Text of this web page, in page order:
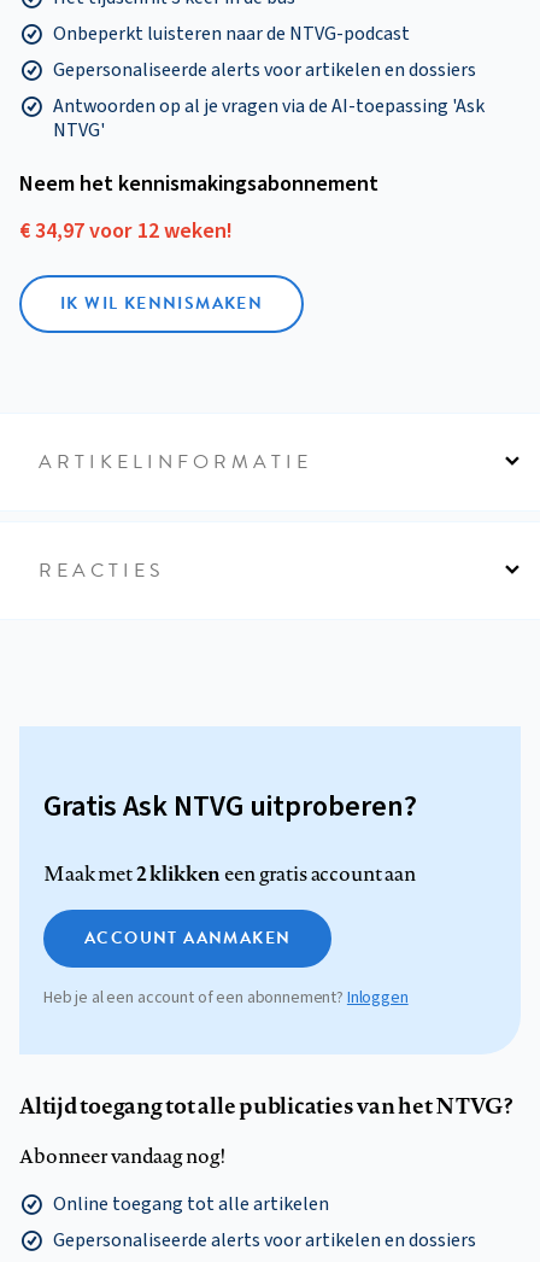
Onbeperkt luisteren naar de NTVG-podcast
Gepersonaliseerde alerts voor artikelen en dossiers
Antwoorden op al je vragen via de AI-toepassing 'Ask
NTVG'
Neem het kennismakings­abonnement
€ 34,97 voor 12 weken!
IK WIL KENNISMAKEN
ARTIKELINFORMATIE
REACTIES
Gratis Ask NTVG uitproberen?
Maak met2 klikkeneen gratis account aan
ACCOUNT AANMAKEN
Heb je al een account of een abonnement?Inloggen
Altijd toegang tot alle publicaties van het NTVG?
Abonneer vandaag nog!
Online toegang tot alle artikelen
Gepersonaliseerde alerts voor artikelen en dossiers